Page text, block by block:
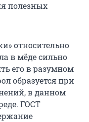
полезных
относительно
в мёде сильно
его в разумном
образуется при
в данном
ГОСТ